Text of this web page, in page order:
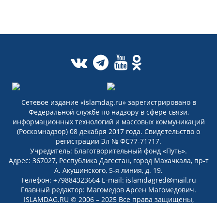
Сетевое издание «islamdag.ru» зарегистрировано в
Федеральной службе по надзору в сфере связи,
информационных технологий и массовых коммуникаций
(Роскомнадзор) 08 декабря 2017 года. Свидетельство о
регистрации Эл № ФС77-71717.
Учредитель: Благотворительный фонд «Путь».
Адрес: 367027, Республика Дагестан, город Махачкала, пр-т
А. Акушинского, 5-я линия, д. 19.
Телефон: +79884323664 E-mail: islamdagred@mail.ru
Главный редактор: Магомедов Арсен Магомедович.
ISLAMDAG.RU © 2006 – 2025 Все права защищены,